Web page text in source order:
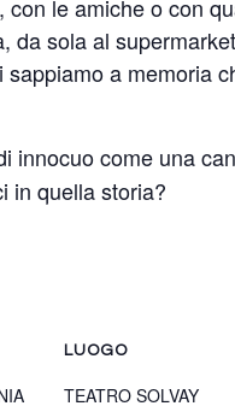
le amiche o con
da sola al
a memoria
innocuo come una
in quella storia?
LUOGO
TEATRO SOLVAY